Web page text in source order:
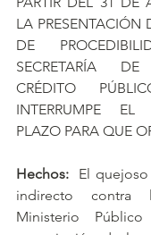
LA PRESENTACIÓN
DE
SECRETARÍA
CRÉDITO
INTERRUMPE
PLAZO PARA QUE
Hechos:
El
indirecto contra
Ministerio